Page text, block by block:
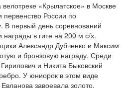
«Крылатское» в Москве
первенство России по
В первый день соревнований
в гите на 200 м с/х.
Александр Дубченко и Максим
и бронзовую награду. Среди
и Никита Быковский
У юниорок в этом виде
завоевала золото.